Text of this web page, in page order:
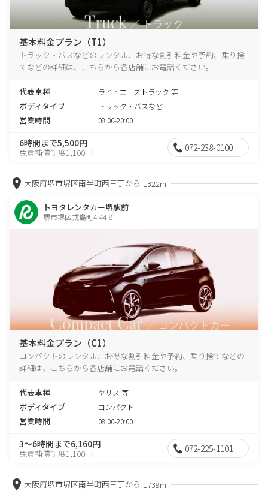
基本料金プラン（T1）
トラック・バスなどのレンタル、お得な割引料金や予約、乗り捨
てなどの詳細は、こちらから各店舗にお電話ください。
代表車種 ライトエーストラック 等
ボディタイプ トラック・バスなど
営業時間 08:00-20:00
6時間まで5,500円
免責補償制度1,100円 072-238-0100
大阪府堺市堺区南半町西三丁から 1322m
トヨタレンタカー堺駅前
堺市堺区戎島町4-44-8
基本料金プラン（C1）
コンパクトのレンタル、お得な割引料金や予約、乗り捨てなどの
詳細は、こちらから各店舗にお電話ください。
代表車種 ヤリス 等
ボディタイプ コンパクト
営業時間 08:00-20:00
3～6時間まで6,160円
免責補償制度1,100円 072-225-1101
大阪府堺市堺区南半町西三丁から 1739m